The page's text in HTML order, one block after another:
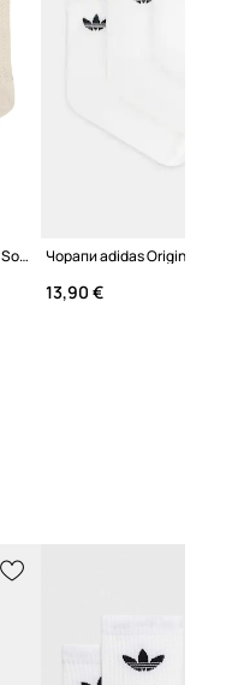
Чорапи adidas Originals Wb Cro Hi Sock
13,90 €